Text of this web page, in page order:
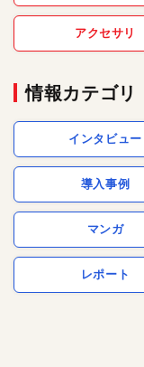
アクセサリ
情報カテゴリ
インタビュー
導入事例
マンガ
レポート